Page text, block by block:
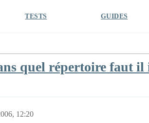
TESTS GUIDES
quel répertoire faut il
12:20